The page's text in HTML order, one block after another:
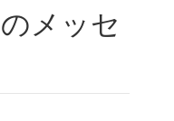
メッセ